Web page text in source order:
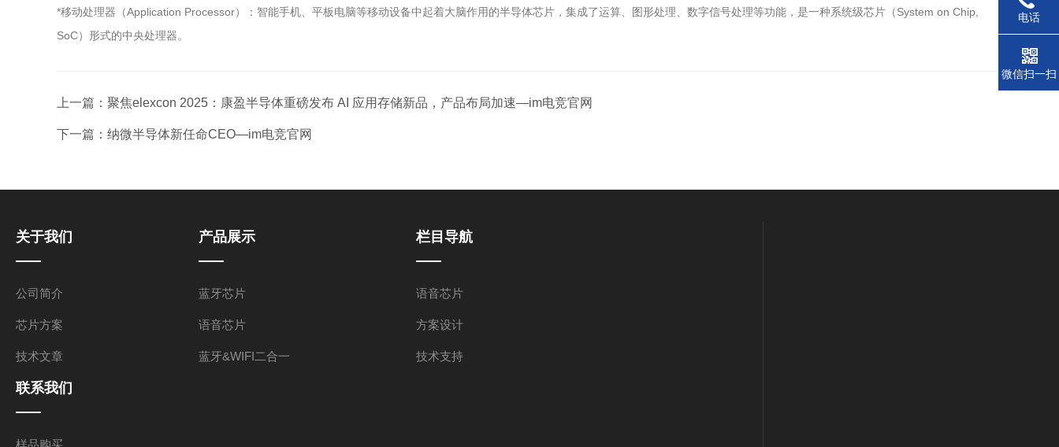
*移动处理器（Application Processor）：智能手机、平板电脑等移动设备中起着大脑作用的半导体芯片，集成了运算、图形处理、数字信号处理等功能，是一种系统级芯片（System on Chip,
SoC）形式的中央处理器。
上一篇： 聚焦elexcon 2025：康盈半导体重磅发布 AI 应用存储新品，产品布局加速—im电竞官网
下一篇： 纳微半导体新任命CEO—im电竞官网
关于我们
公司简介
芯片方案
技术文章
产品展示
蓝牙芯片
语音芯片
蓝牙&WIFI二合一
栏目导航
语音芯片
方案设计
技术支持
联系我们
样品购买
电话
微信扫一扫